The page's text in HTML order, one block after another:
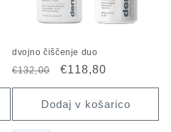
dvojno čiščenje duo
Redna
cena
€132,00
Znižana
cena
€118,80
Dodaj v košarico